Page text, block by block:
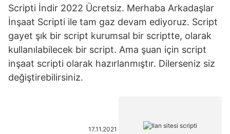
Scripti İndir 2022 Ücretsiz. Merhaba Arkadaşlar
İnşaat Scripti ile tam gaz devam ediyoruz. Script
gayet şık bir script kurumsal bir scriptte, olarak
kullanılabilecek bir script. Ama şuan için script
inşaat scripti olarak hazırlanmıştır. Dilerseniz siz
değiştirebilirsiniz.
17.11.2021